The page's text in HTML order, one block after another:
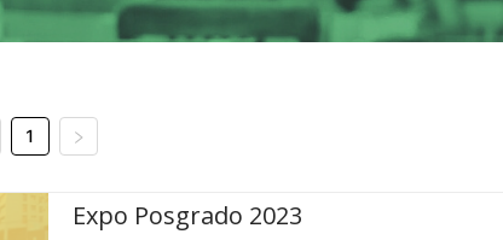
1
Expo Posgrado 2023